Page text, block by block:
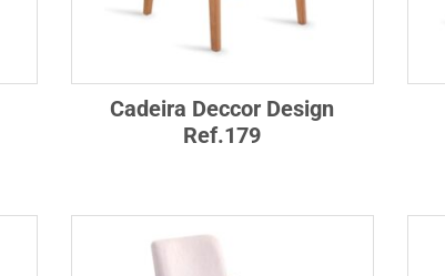
Cadeira Deccor Design
Ref.179